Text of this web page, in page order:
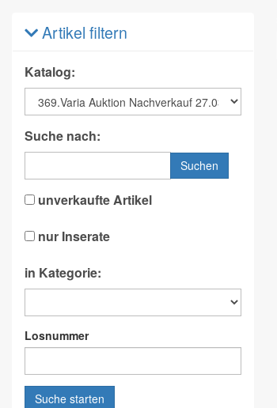
Artikel filtern
Katalog:
Suche nach:
Suchen
unverkaufte Artikel
nur Inserate
in Kategorie:
Losnummer
Suche starten